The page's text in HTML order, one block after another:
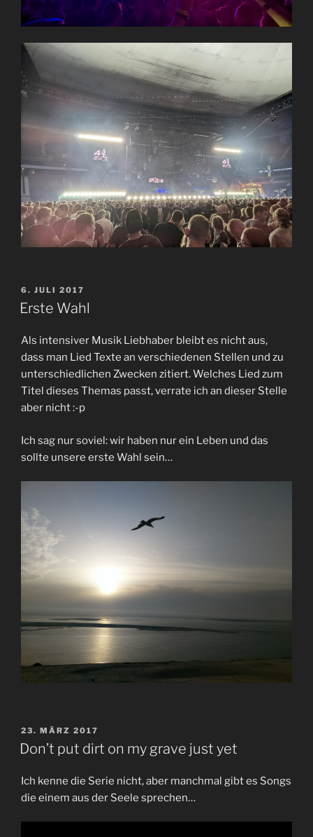
VERÖFFENTLICHT
AM
6. JULI 2017
Erste Wahl
Als intensiver Musik Liebhaber bleibt es nicht aus,
dass man Lied Texte an verschiedenen Stellen und zu
unterschiedlichen Zwecken zitiert. Welches Lied zum
Titel dieses Themas passt, verrate ich an dieser Stelle
aber nicht :-p
Ich sag nur soviel: wir haben nur ein Leben und das
sollte unsere erste Wahl sein…
VERÖFFENTLICHT
AM
23. MÄRZ 2017
Don’t put dirt on my grave just yet
Ich kenne die Serie nicht, aber manchmal gibt es Songs
die einem aus der Seele sprechen…